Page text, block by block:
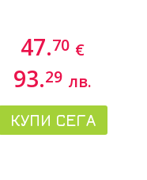
47.70 €
93.29 лв.
КУПИ СЕГА